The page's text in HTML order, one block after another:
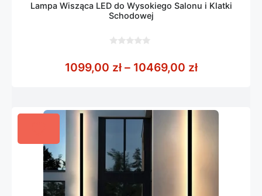
Lampa Wisząca LED do Wysokiego Salonu i Klatki
Schodowej
5
1099,00 zł – 10469,00 złZakres